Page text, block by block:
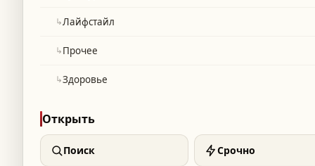
↳Лайфстайл
↳Прочее
↳Здоровье
Открыть
Поиск Срочно